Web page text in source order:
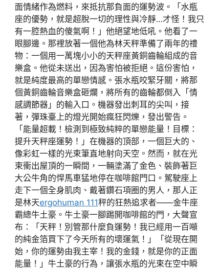
面情緒作為燃料，來抵抗那負面的運勢波。「水瓶
座的優勢，就是超脫一切的理性與冷靜…才怪！我只
有一腔熱血的傻氣啊！」他絕望地低吼。他看了一
眼腳邊。那裡放著一個他為林天秤準備了兩年的禮
物：一個用一萬塊小小的天秤座黃銅齒輪組成的音
樂盒。他從未送出，因為害怕被拒絕。這份害怕，
就是純度最高的單戀情感。張水瓶咬緊牙關，將那
個黃銅齒輪音樂盒砸爛，將所有的齒輪都倒入「情
感調節器」的輸入口。機器發出刺耳的尖叫，接
著，彈珠臺上的燈光開始瘋狂閃爍，發出警告。
「能量超載！檢測到極致純粹的單戀能量！目標：
提升天秤座運勢！」在機器的頂部，一個巨大的、
像彩虹一樣的光束筆直地射向天空。然而，就在光
束衝出屋頂的一瞬間，一輛塗滿了金色、裝飾著巨
大公牛角的悍馬車猛地停在咖啡館門口。駕駛座上
走下一個全身肌肉、戴著鑽石項圈的男人，那人正
是林天ergohuman 111秤的狂熱追求者——金牛座
霸總牛土豪。牛土豪一腳踢開咖啡館的門，大聲宣
布：「天秤！別管那什麼負運勢！我已經用一百噸
的純金箔買下了今天所有的壞運氣！」「從現在開
始，你的運勢由我主宰！我的金錢，就是你的正面
能量！」牛土豪的行為，讓張水瓶的光束在空中瞬